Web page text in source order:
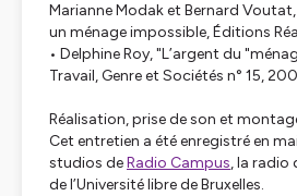
Marianne Modak et Bernard
un ménage impossible, Éditions
• Delphine Roy, "L’argent du
Travail, Genre et Sociétés n° 15,
Réalisation, prise de son et
Cet entretien a été enregistré en
studios deRadio Campus, la radio
de l’Université libre de Bruxelles.